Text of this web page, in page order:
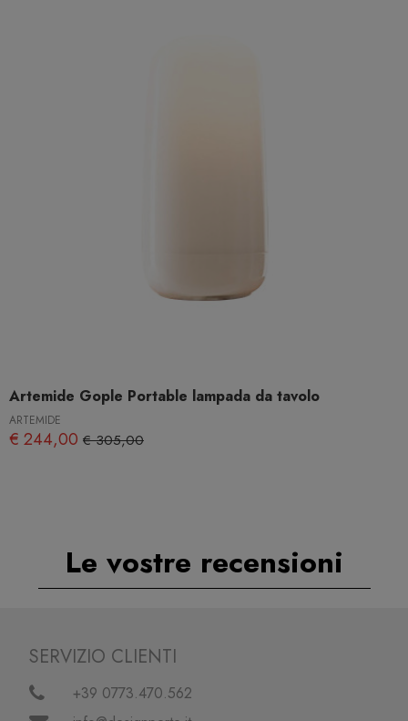
Artemide Gople Portable lampada da tavolo
ARTEMIDE
€ 244,00 € 305,00
Le vostre recensioni
SERVIZIO CLIENTI
+39 0773.470.562